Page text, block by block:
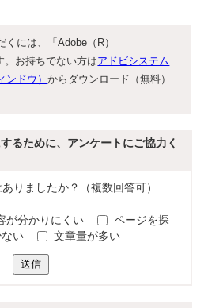
には、「Adobe（R）
。お持ちでない方はアドビシステム
ンドウ）からダウンロード（無料）
るために、アンケートにご協力く
りましたか？（複数回答可）
が分かりにくい
ページを探
い 文章量が多い
送信